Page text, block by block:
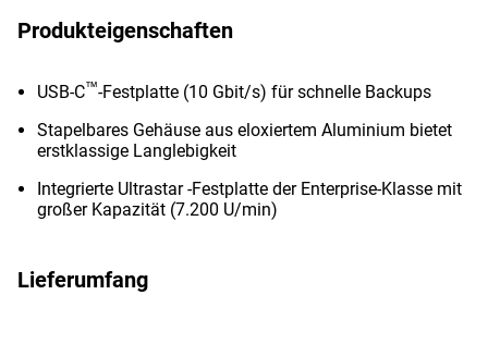
Produkteigenschaften
USB-C™-Festplatte (10 Gbit/s) für schnelle Backups
Stapelbares Gehäuse aus eloxiertem Aluminium bietet
erstklassige Langlebigkeit
Integrierte Ultrastar -Festplatte der Enterprise-Klasse mit
großer Kapazität (7.200 U/min)
Lieferumfang